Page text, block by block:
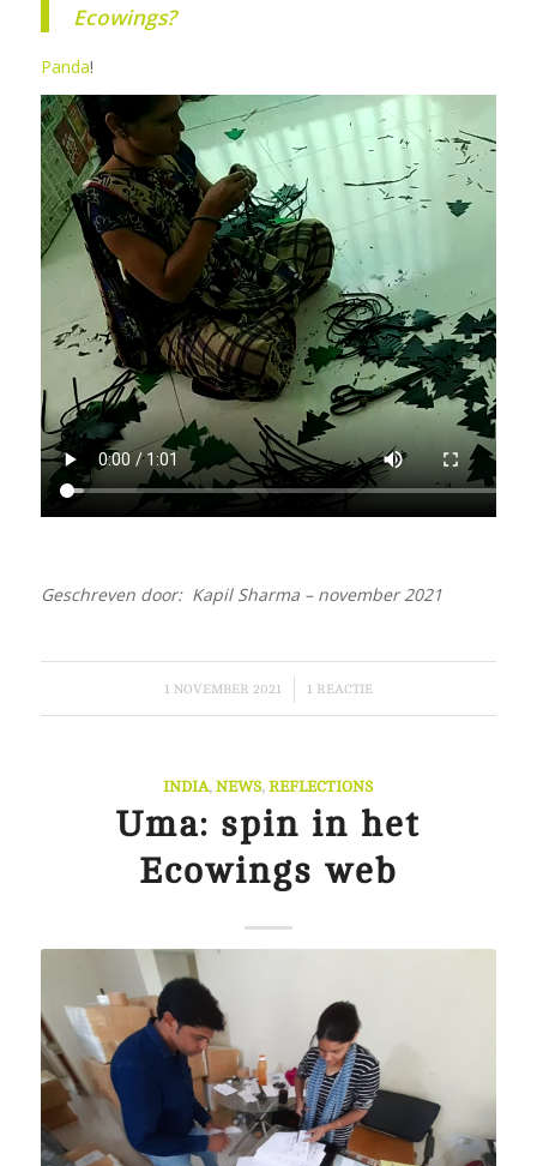
Ecowings?
Panda!
Geschreven door: Kapil Sharma – november 2021
1 NOVEMBER 2021
/ 1 REACTIE
INDIA,NEWS,REFLECTIONS
Uma: spin in het
Ecowings web